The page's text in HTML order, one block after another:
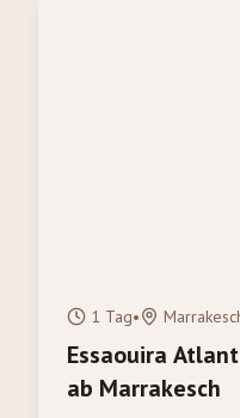
1 Tag•
Essaouira
ab Marrakesch